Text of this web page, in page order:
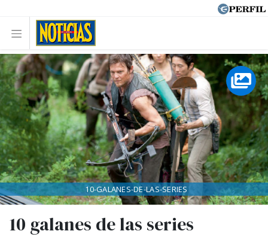
10 galanes de las series
10-GALANES-DE-LAS-SERIES